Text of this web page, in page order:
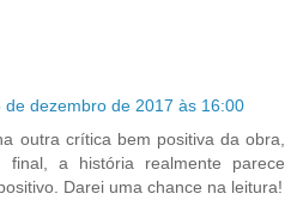
de dezembro de 2017 às 16:00
outra crítica bem positiva da obra,
a história realmente parece
Darei uma chance na leitura!